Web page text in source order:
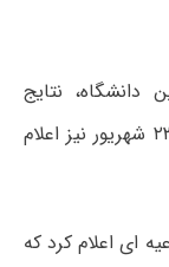
نتایج
کارشناسی ارشد ۹۷ آزاد تا پایان روز جمعه ۲۳ شهریور نیز اعلام
ای اعلام کرد که